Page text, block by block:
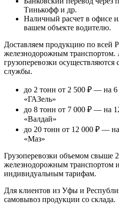
Тинькофф и др.
Наличный расчет в офисе
вашем объекте водителю.
Доставляем продукцию по всей
железнодорожным
грузоперевозки
службы.
до 2 тонн от 2 500 ₽ — на 6
«ГАЗель»
до 8 тонн от 7 000 ₽ — на
«Валдай»
до 20 тонн от 12 000 ₽ — на
«Маз»
Грузоперевозки объемом свыше
железнодорожным транспортом
индивидуальным тарифам.
Для клиентов из Уфы и
самовывоз продукции со склада.